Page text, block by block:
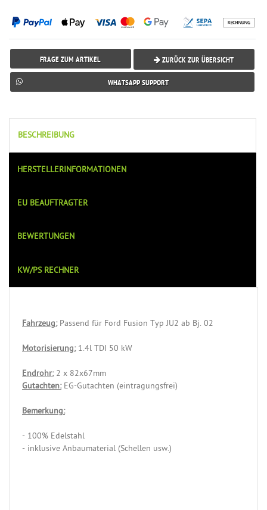
FRAGE ZUM ARTIKEL ZURÜCK ZUR ÜBERSICHT
WHATSAPP SUPPORT
BESCHREIBUNG
HERSTELLERINFORMATIONEN
EU BEAUFTRAGTER
BEWERTUNGEN
KW/PS RECHNER
Fahrzeug:Passend für Ford Fusion Typ JU2 ab Bj. 02
Motorisierung:1.4l TDI 50 kW
Endrohr:2 x 82x67mm
Gutachten:EG-Gutachten (eintragungsfrei)
Bemerkung:
- 100% Edelstahl
- inklusive Anbaumaterial (Schellen usw.)